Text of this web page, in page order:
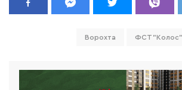
Ворохта ФСТ "Колос"